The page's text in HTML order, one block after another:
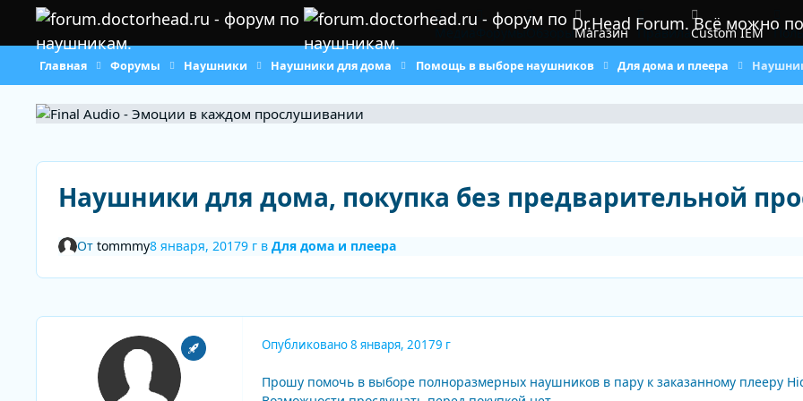
Перейти к содержанию
Dr.Head Forum. Всё можно
ФорумыОбзорыМагазин ПравилаCustom IEM
Главная Форумы Наушники Наушники для дома Помощь в выборе наушников Для дома и плеера
Наушники для дома, покупка без предварительной
От tommmy8 января, 20179 гв Для дома и плеера
Опубликовано8 января, 20179 г
Прошу помочь в выборе полноразмерных наушников в пару к заказанному плееру